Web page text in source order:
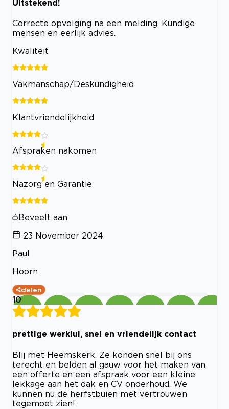
Uitstekend!
Correcte opvolging na een melding. Kundige
mensen en eerlijk advies.
Kwaliteit
Vakmanschap/Deskundigheid
Klantvriendelijkheid
Afspraken nakomen
Nazorg en Garantie
Beveelt aan
23 November 2024
Paul
Hoorn
delen
10
prettige werklui, snel en vriendelijk contact
Blij met Heemskerk. Ze konden snel bij ons
terecht en belden al gauw voor het maken van
een offerte en een afspraak voor een kleine
lekkage aan het dak en CV onderhoud. We
kunnen nu de herfstbuien met vertrouwen
tegemoet zien!